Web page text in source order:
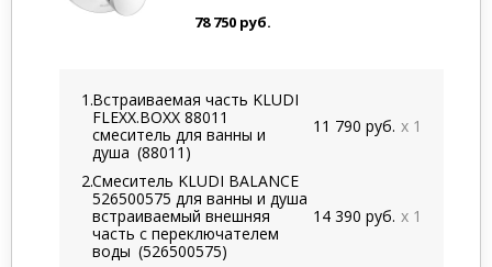
78 750 руб.
Встраиваемая часть KLUDI
FLEXX.BOXX 88011
смеситель для ванны и
душа (88011)
11 790 руб. x 1
Смеситель KLUDI BALANCE
526500575 для ванны и душа
встраиваемый внешняя
часть с переключателем
воды (526500575)
14 390 руб. x 1